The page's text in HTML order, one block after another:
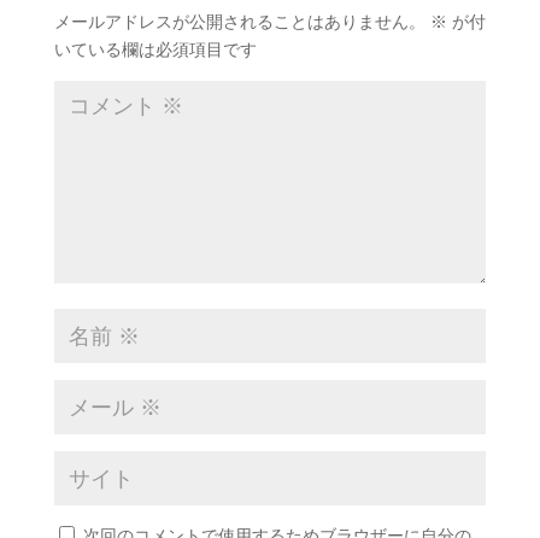
メールアドレスが公開されることはありません。 ※ が付
いている欄は必須項目です